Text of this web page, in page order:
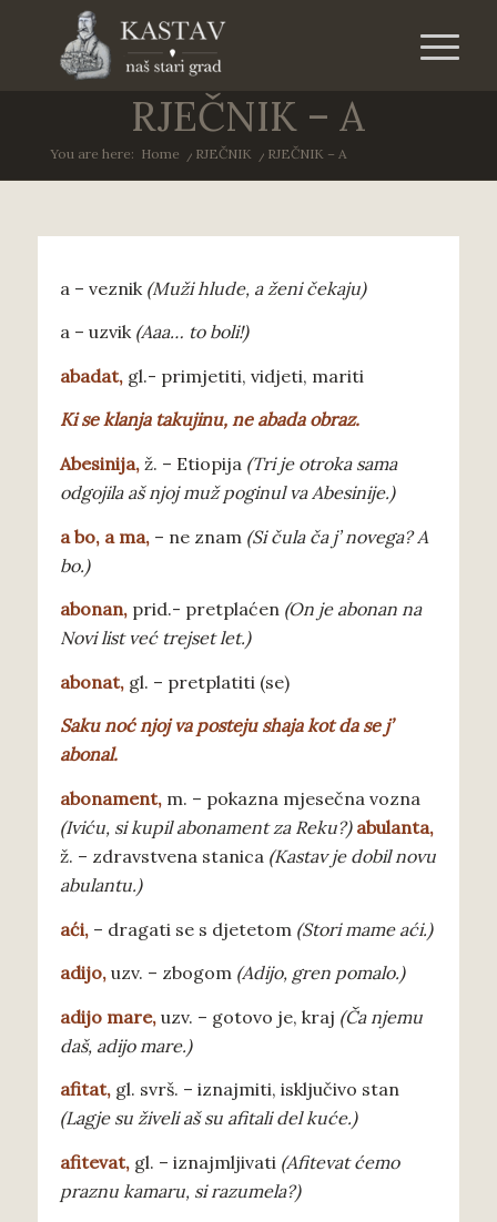
RJEČNIK – A
You are here: Home / RJEČNIK / RJEČNIK – A
a – veznik (Muži hlude, a ženi čekaju)
a – uzvik (Aaa… to boli!)
abadat, gl.- primjetiti, vidjeti, mariti
Ki se klanja takujinu, ne abada obraz.
Abesinija, ž. – Etiopija (Tri je otroka sama
odgojila aš njoj muž poginul va Abesinije.)
a bo, a ma, – ne znam (Si čula ča j’ novega? A
bo.)
abonan,prid.- pretplaćen (On je abonan na
Novi list već trejset let.)
abonat, gl. – pretplatiti (se)
Saku noć njoj va posteju shaja kot da se j’
abonal.
abonament, m. – pokazna mjesečna vozna
(Iviću, si kupil abonament za Reku?) abulanta,
ž. – zdravstvena stanica (Kastav je dobil novu
abulantu.)
aći, – dragati se s djetetom (Stori mame aći.)
adijo,uzv. – zbogom (Adijo, gren pomalo.)
adijo mare, uzv. – gotovo je, kraj (Ča njemu
daš, adijo mare.)
afitat,gl. svrš. – iznajmiti, isključivo stan
(Lagje su živeli aš su afitali del kuće.)
afitevat, gl. – iznajmljivati (Afitevat ćemo
praznu kamaru, si razumela?)